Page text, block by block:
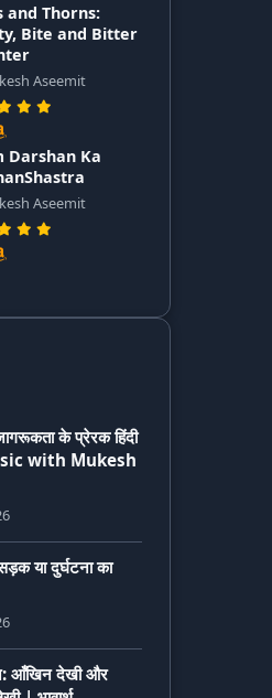
and Thorns:
Bite and Bitter
Aseemit
Darshan Ka
Aseemit
के प्रेरक हिंदी
with Mukesh
या दुर्घटना का
आँखिन देखी और